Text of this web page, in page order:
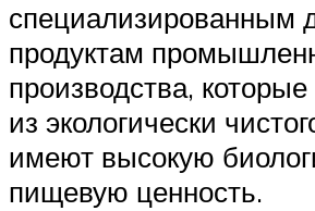
специализированным
продуктам
производства,
из экологически
имеют высокую
пищевую ценность.